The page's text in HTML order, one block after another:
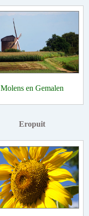
Molens en Gemalen
Eropuit